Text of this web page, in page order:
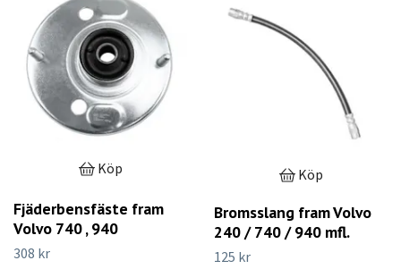
Köp
Fjäderbensfäste fram
Volvo 740 , 940
308 kr
Köp
Bromsslang fram Volvo
240 / 740 / 940 mfl.
125 kr